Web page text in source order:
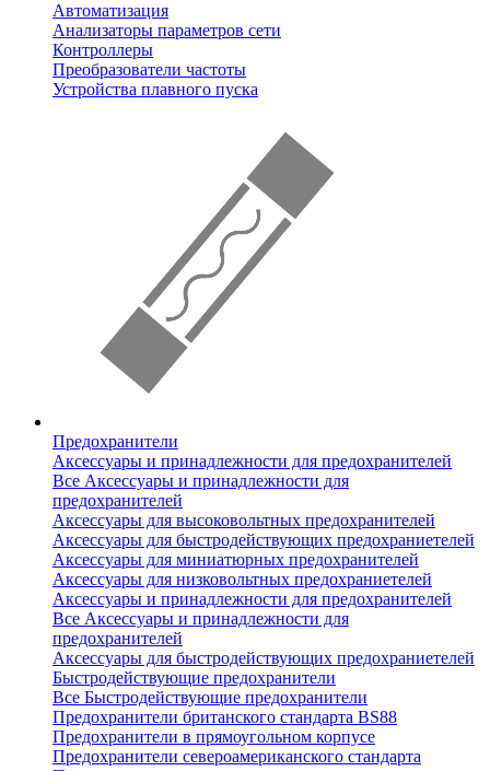
Автоматизация
Анализаторы параметров сети
Контроллеры
Преобразователи частоты
Устройства плавного пуска
Предохранители
Аксессуары и принадлежности для предохранителей
Все Аксессуары и принадлежности для
предохранителей
Аксессуары для высоковольтных предохранителей
Аксессуары для быстродействующих предохраниетелей
Аксессуары для миниатюрных предохранителей
Аксессуары для низковольтных предохраниетелей
Аксессуары и принадлежности для предохранителей
Все Аксессуары и принадлежности для
предохранителей
Аксессуары для быстродействующих предохраниетелей
Быстродействующие предохранители
Все Быстродействующие предохранители
Предохранители британского стандарта BS88
Предохранители в прямоугольном корпусе
Предохранители североамериканского стандарта